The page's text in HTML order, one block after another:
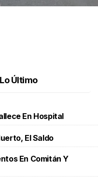
Lo Último
En Hospital
El Saldo
En Comitán Y